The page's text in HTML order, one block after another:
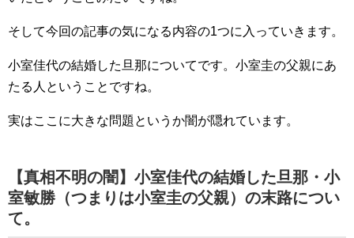
そして今回の記事の気になる内容の1つに入っていきます。
小室佳代の結婚した旦那についてです。小室圭の父親にあ
たる人ということですね。
実はここに大きな問題というか闇が隠れています。
【真相不明の闇】小室佳代の結婚した旦那・小
室敏勝（つまりは小室圭の父親）の末路につい
て。